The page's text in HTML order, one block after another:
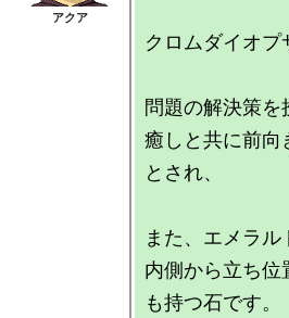
クロムダイオプ
問題の解決策
癒しと共に前向
とされ、
また、エメラ
内側から立ち